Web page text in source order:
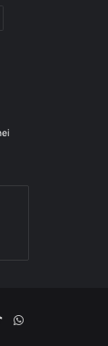
TikTokWhatsApp